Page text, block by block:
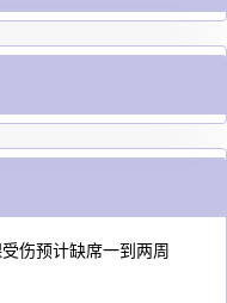
伤预计缺席一到两周